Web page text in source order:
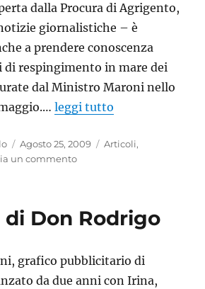
dalla Procura di Agrigento,
giornalistiche – è
a prendere conoscenza
di respingimento in mare dei
dal Ministro Maroni nello
leggi tutto
Pubblicato
il
Agosto 25, 2009 Categorie
Articoli,
un commentosu
la
Costituzione
Don Rodrigo
grafico pubblicitario di
da due anni con Irina,